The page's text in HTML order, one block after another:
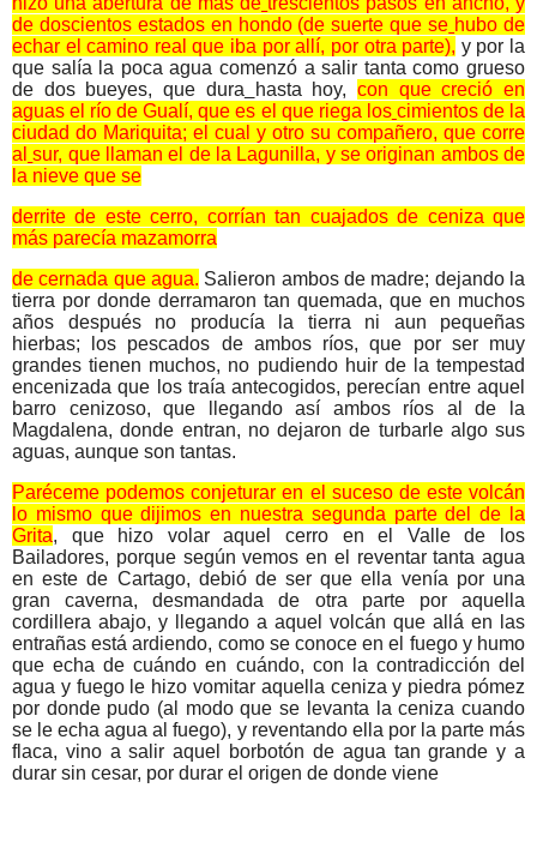
de doscientos estados en hondo (de suerte que se hubo de
echar el camino real que iba por allí, por otra parte), y por la
que salía la poca agua comenzó a salir tanta como grueso
de dos bueyes, que dura
hasta hoy, con que creció en
aguas el río de Gualí, que es el que riega los cimientos de la
ciudad do Mariquita; el cual y otro su compañero, que corre
al sur, que llaman el de la Lagunilla, y se originan ambos de
la nieve que se
derrite de este cerro, corrían tan cuajados de ceniza que
más parecía mazamorra
de cernada que agua. Salieron ambos de madre; dejando la
tierra por donde derramaron tan quemada, que en muchos
años después no producía la tierra ni aun pequeñas
hierbas; los pescados de ambos ríos, que por ser muy
grandes tienen muchos, no pudiendo huir de la tempestad
encenizada que los traía antecogidos, perecían entre aquel
barro cenizoso, que llegando así ambos ríos al de la
Magdalena, donde entran, no dejaron de turbarle algo sus
aguas, aunque son tantas.
Paréceme podemos conjeturar en el suceso de este volcán
lo mismo que dijimos en nuestra segunda parte del de la
Grita, que hizo volar aquel cerro en el Valle de los
Bailadores, porque según vemos en el reventar tanta agua
en este de Cartago, debió de ser que ella venía por una
gran caverna, desmandada de otra parte por aquella
cordillera abajo, y llegando a aquel volcán que allá en las
entrañas está ardiendo, como se conoce en el fuego y humo
que echa de cuándo en cuándo, con la contradicción del
agua y fuego le hizo vomitar aquella ceniza y piedra pómez
por donde pudo (al modo que se levanta la ceniza cuando
se le echa agua al fuego), y reventando ella por la parte más
flaca, vino a salir aquel borbotón de agua tan grande y a
durar sin cesar, por durar el origen de donde viene